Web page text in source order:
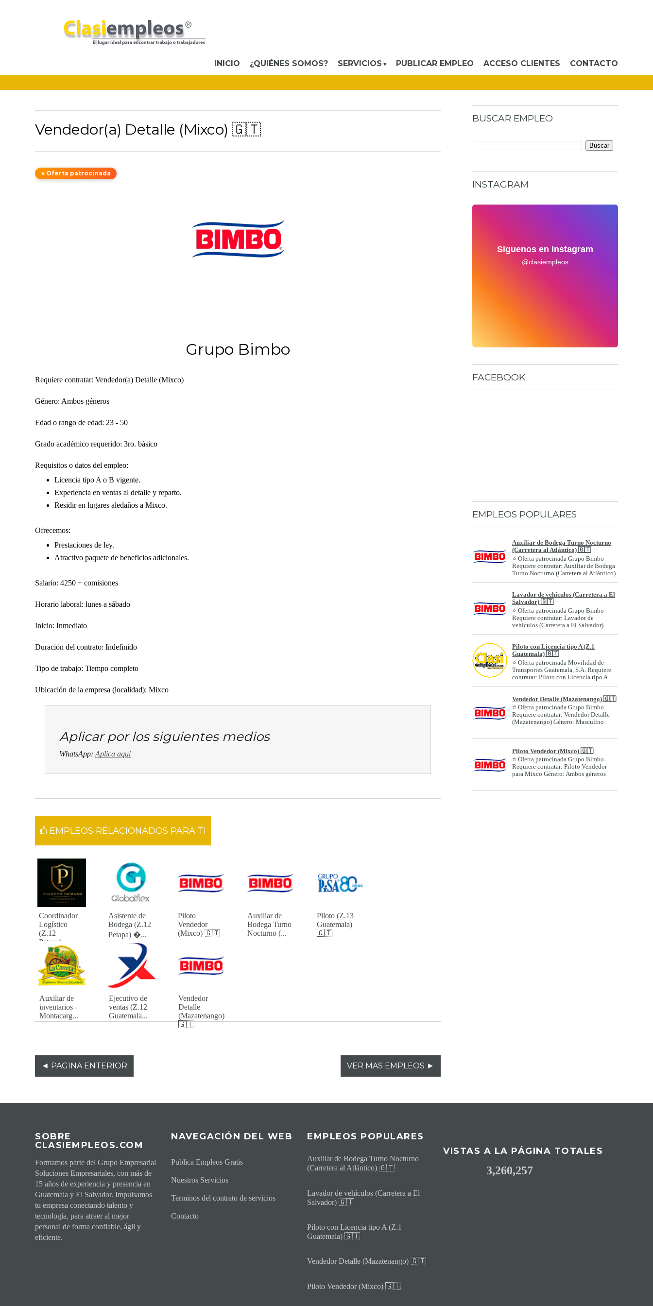
INICIO ¿QUIÉNES SOMOS? SERVICIOS PUBLICAR EMPLEO ACCESO CLIENTES CONTACTO
Vendedor(a) Detalle (Mixco) 🇬🇹
⭐ Oferta patrocinada
Grupo Bimbo
Requiere contratar: Vendedor(a) Detalle (Mixco)
Género: Ambos géneros
Edad o rango de edad: 23 - 50
Grado académico requerido: 3ro. básico
Requisitos o datos del empleo:
Licencia tipo A o B vigente.
Experiencia en ventas al detalle y reparto.
Residir en lugares aledaños a Mixco.
Ofrecemos:
Prestaciones de ley.
Atractivo paquete de beneficios adicionales.
Salario: 4250 + comisiones
Horario laboral: lunes a sábado
Inicio: Inmediato
Duración del contrato: Indefinido
Tipo de trabajo: Tiempo completo
Ubicación de la empresa (localidad): Mixco
Aplicar por los siguientes medios
WhatsApp: Aplica aquí
EMPLEOS RELACIONADOS PARA TI
Coordinador
Logístico
(Z.12
Petapa)...
Asistente de
Bodega (Z.12
Petapa) ...
Piloto
Vendedor
(Mixco) 🇬🇹
Auxiliar de
Bodega Turno
Nocturno (...
Piloto (Z.13
Guatemala)
🇬🇹
Auxiliar de
inventarios -
Montacarg...
Ejecutivo de
ventas (Z.12
Guatemala...
Vendedor
Detalle
(Mazatenango)
🇬🇹
◄ PAGINA ENTERIOR VER MAS EMPLEOS ►
BUSCAR EMPLEO
INSTAGRAM
Siguenos en Instagram
@clasiempleos
FACEBOOK
EMPLEOS POPULARES
Auxiliar de Bodega Turno Nocturno
(Carretera al Atlántico) 🇬🇹
⭐ Oferta patrocinada Grupo Bimbo
Requiere contratar: Auxiliar de Bodega
Turno Nocturno (Carretera al Atlántico)
Lavador de vehículos (Carretera a El
Salvador) 🇬🇹
⭐ Oferta patrocinada Grupo Bimbo
Requiere contratar: Lavador de
vehículos (Carretera a El Salvador)
Piloto con Licencia tipo A (Z.1
Guatemala) 🇬🇹
⭐ Oferta patrocinada Movilidad de
Transportes Guatemala, S.A. Requiere
contratar: Piloto con Licencia tipo A
Vendedor Detalle (Mazatenango) 🇬🇹
⭐ Oferta patrocinada Grupo Bimbo
Requiere contratar: Vendedor Detalle
(Mazatenango) Género: Masculino
Piloto Vendedor (Mixco) 🇬🇹
⭐ Oferta patrocinada Grupo Bimbo
Requiere contratar: Piloto Vendedor
para Mixco Género: Ambos géneros
SOBRE
CLASIEMPLEOS.COM
Formamos parte del Grupo Empresarial
Soluciones Empresariales, con más de
15 años de experiencia y presencia en
Guatemala y El Salvador. Impulsamos
tu empresa conectando talento y
tecnología, para atraer al mejor
personal de forma confiable, ágil y
eficiente.
NAVEGACIÓN DEL WEB
Publica Empleos Gratis
Nuestros Servicios
Terminos del contrato de servicios
Contacto
EMPLEOS POPULARES
Auxiliar de Bodega Turno Nocturno
(Carretera al Atlántico) 🇬🇹
Lavador de vehículos (Carretera a El
Salvador) 🇬🇹
Piloto con Licencia tipo A (Z.1
Guatemala) 🇬🇹
Vendedor Detalle (Mazatenango) 🇬🇹
Piloto Vendedor (Mixco) 🇬🇹
VISTAS A LA PÁGINA TOTALES
3,260,257